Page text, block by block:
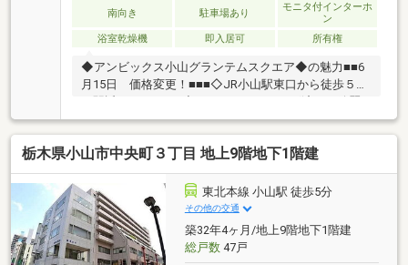
南向き 駐車場あり
モニタ付インターホ
ン
浴室乾燥機
即入居可 所有権
◆アンビックス小山グランテムスクエア◆の魅力■■6
月15日 価格変更！■■■◇JR小山駅東口から徒歩５分
です♪◇ペット（2匹まで可！）と一緒に暮らせるマン
ションです♪◇都市ガス仕様でランニングコスト抑え
られます！◇食器洗浄乾燥機付いて家事ラクラク。◇
シューズインクローク付きで収納力◎♪◇7階住戸で眺
望良く気分も上がります♪■敷地内機械式駐車場に空き
あり（サイズ要確認）♪まだまだ魅力がいっぱいのお
部屋です♪是非、ご内覧ください。☆☆なないろ不動
産へ住宅ローンのご相談を☆☆お気軽にご連絡下さ
い。
栃木県小山市中央町３丁目 地上9階地下1階建
東北本線 小山駅 徒歩5分
その他の交通
築32年4ヶ月/地上9階地下1階建
総戸数47戸